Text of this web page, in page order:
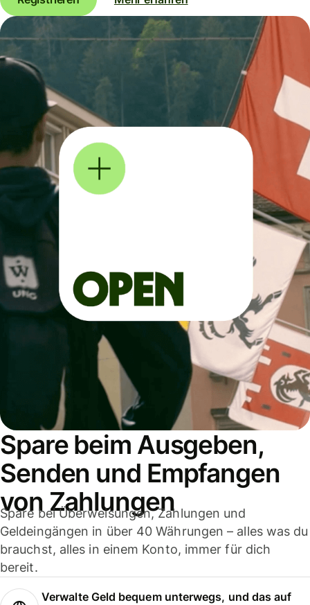
Spare beim Ausgeben,
Senden und Empfangen
von Zahlungen
Spare bei Überweisungen, Zahlungen und
Geldeingängen in über 40 Währungen – alles was du
brauchst, alles in einem Konto, immer für dich
bereit.
Verwalte Geld bequem unterwegs, und das auf